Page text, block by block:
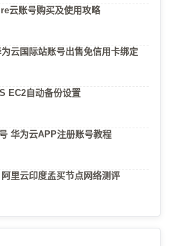
云账号购买及使用攻略
云国际站账号出售免信用卡绑定
EC2自动备份设置
华为云APP注册账号教程
里云印度孟买节点网络测评